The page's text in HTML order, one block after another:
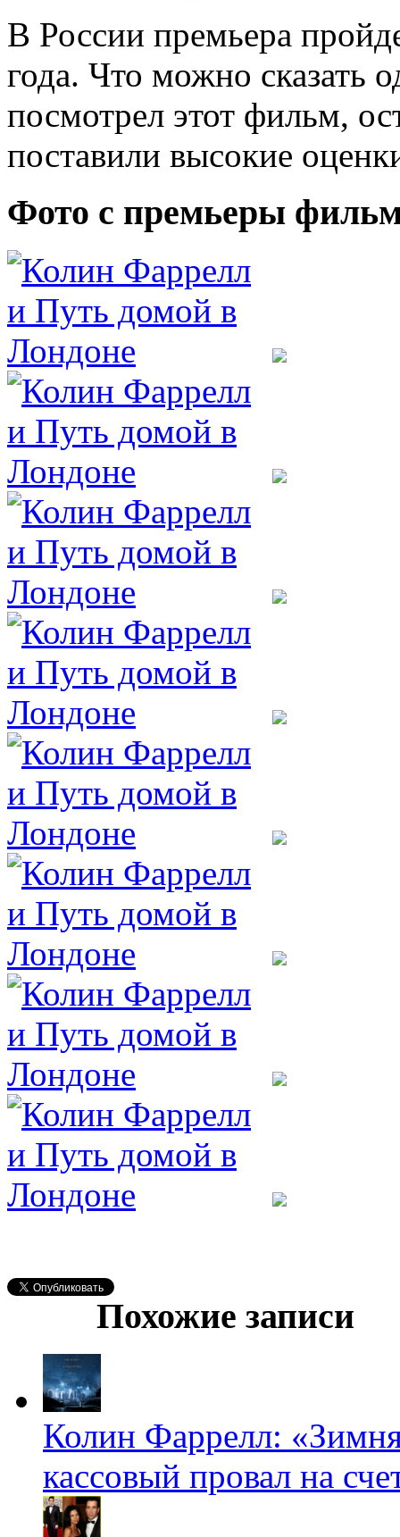
В России премьера
года. Что можно сказать
посмотрел этот фильм,
поставили высокие
Фото с премьеры
Похожие записи
Колин Фаррелл:
кассовый провал на